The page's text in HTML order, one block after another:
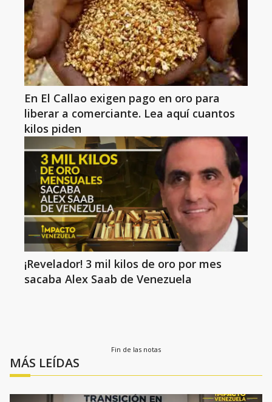
En El Callao exigen pago en oro para
liberar a comerciante. Lea aquí cuantos
kilos piden
¡Revelador! 3 mil kilos de oro por mes
sacaba Alex Saab de Venezuela
Fin de las notas
MÁS LEÍDAS